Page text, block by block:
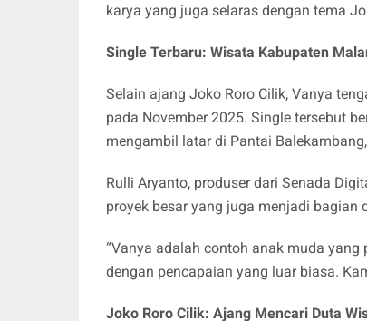
karya yang juga selaras dengan tema
Single Terbaru: Wisata Kabupaten
Selain ajang Joko Roro Cilik, Vanya
pada November 2025. Single tersebut
mengambil latar di Pantai
Rulli Aryanto, produser dari Senada
proyek besar yang juga menjadi bagian
“Vanya adalah contoh anak muda
dengan pencapaian yang luar biasa.
Joko Roro Cilik: Ajang Mencari Duta